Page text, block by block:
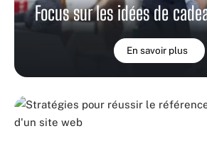
Focus sur les idées de
En savoir plus